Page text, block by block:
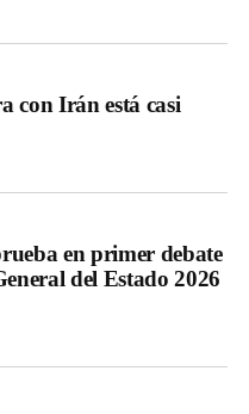
con Irán está casi
en primer debate
del Estado 2026